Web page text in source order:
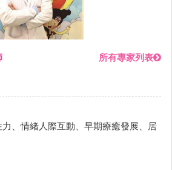
所有專家列表
、情緒人際互動、早期療癒發展、居